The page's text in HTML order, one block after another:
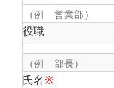
（例 営業部）
役職
（例 部長）
氏名 ※